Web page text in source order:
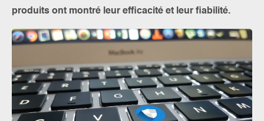
produits ont montré leur efficacité et leur fiabilité.